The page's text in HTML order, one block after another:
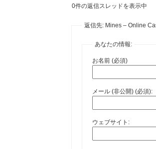
0件の返信スレッドを表示中
返信先: Mines – Online
あなたの情報:
お名前 (必須)
メール (非公開) (必須):
ウェブサイト: